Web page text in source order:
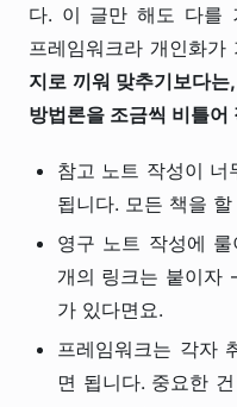
다. 이 글만 해도 다를
프레임워크라 개인화가
지로 끼워 맞추기보다
방법론을 조금씩 비틀어
참고 노트 작성이
됩니다. 모든 책을
영구 노트 작성에
개의 링크는 붙이자
가 있다면요.
프레임워크는 각자
면 됩니다. 중요한